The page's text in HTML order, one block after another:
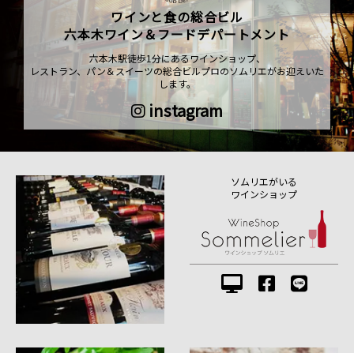
ワインと食の総合ビル
六本木ワイン＆フードデパートメント
六本木駅徒歩1分にあるワインショップ、
レストラン、パン＆スイーツの総合ビルプロのソムリエがお迎えいた
します。
instagram
ソムリエがいる
ワインショップ